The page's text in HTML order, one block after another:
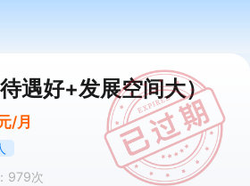
遇好+发展空间大）
/月
979次